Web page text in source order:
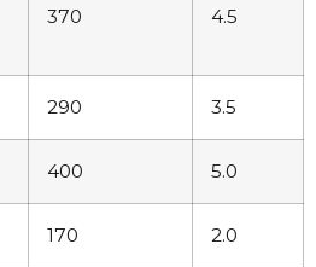
370 4.5
290 3.5
400 5.0
170 2.0